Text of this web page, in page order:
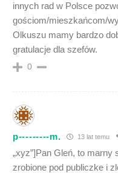
innych rad w Polsce
gościom/mieszkańcom/
Olkuszu mamy bardzo
gratulacje dla szefów.
0
p---------m. 13 lat temu
„xyz”]Pan Gleń, to marny
zrobione pod publiczke i